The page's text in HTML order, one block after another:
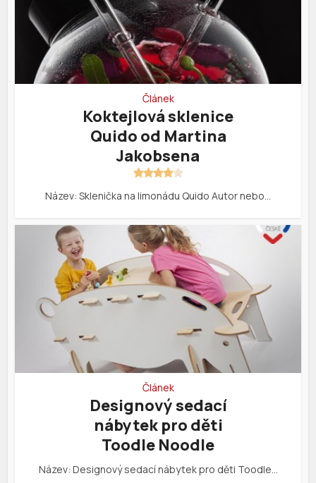
Článek
Koktejlová sklenice
Quido od Martina
Jakobsena
Název: Sklenička na limonádu Quido Autor nebo…
Článek
Designový sedací
nábytek pro děti
Toodle Noodle
Název: Designový sedací nábytek pro děti Toodle…